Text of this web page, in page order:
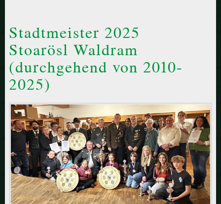
Stadtmeister 2025
Stoarösl Waldram
(durchgehend von 2010-
2025)